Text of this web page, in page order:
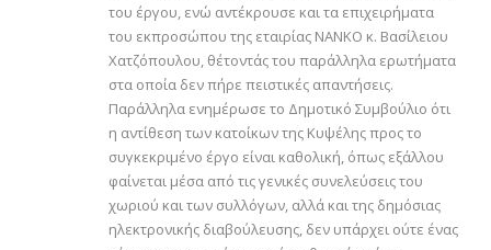
του έργου, ενώ αντέκρουσε και τα επιχειρήματα
του εκπροσώπου της εταιρίας ΝΑΝΚΟ κ. Βασίλειου
Χατζόπουλου, θέτοντάς του παράλληλα ερωτήματα
στα οποία δεν πήρε πειστικές απαντήσεις.
Παράλληλα ενημέρωσε το Δημοτικό Συμβούλιο ότι
η αντίθεση των κατοίκων της Κυψέλης προς το
συγκεκριμένο έργο είναι καθολική, όπως εξάλλου
φαίνεται μέσα από τις γενικές συνελεύσεις του
χωριού και των συλλόγων, αλλά και της δημόσιας
ηλεκτρονικής διαβούλευσης, δεν υπάρχει ούτε ένας